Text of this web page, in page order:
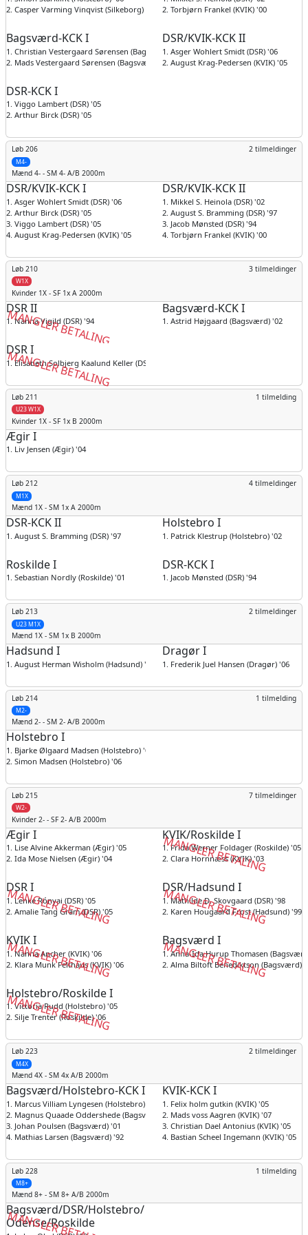
2. Casper Varming Vinqvist (Silkeborg) '05
2. Torbjørn Frankel (KVIK) '00
Bagsværd-KCK I
1. Christian Vestergaard Sørensen (Bagsværd) '96
2. Mads Vestergaard Sørensen (Bagsværd) '98
DSR/KVIK-KCK II
1. Asger Wohlert Smidt (DSR) '06
2. August Krag-Pedersen (KVIK) '05
DSR-KCK I
1. Viggo Lambert (DSR) '05
2. Arthur Birck (DSR) '05
Løb 206 2 tilmeldinger
M4-
Mænd 4- - SM 4- A/B 2000m
DSR/KVIK-KCK I
1. Asger Wohlert Smidt (DSR) '06
2. Arthur Birck (DSR) '05
3. Viggo Lambert (DSR) '05
4. August Krag-Pedersen (KVIK) '05
DSR/KVIK-KCK II
1. Mikkel S. Heinola (DSR) '02
2. August S. Bramming (DSR) '97
3. Jacob Mønsted (DSR) '94
4. Torbjørn Frankel (KVIK) '00
Løb 210 3 tilmeldinger
W1X
Kvinder 1X - SF 1x A 2000m
DSR II
MANGLER BETALING
1. Nanna Vigild (DSR) '94
Bagsværd-KCK I
1. Astrid Højgaard (Bagsværd) '02
DSR I
MANGLER BETALING
1. Elisabeth Solbjerg Kaalund Keller (DSR) '94
Løb 211 1 tilmelding
U23 W1X
Kvinder 1X - SF 1x B 2000m
Ægir I
1. Liv Jensen (Ægir) '04
Løb 212 4 tilmeldinger
M1X
Mænd 1X - SM 1x A 2000m
DSR-KCK II
1. August S. Bramming (DSR) '97
Holstebro I
1. Patrick Klestrup (Holstebro) '02
Roskilde I
1. Sebastian Nordly (Roskilde) '01
DSR-KCK I
1. Jacob Mønsted (DSR) '94
Løb 213 2 tilmeldinger
U23 M1X
Mænd 1X - SM 1x B 2000m
Hadsund I
1. August Herman Wisholm (Hadsund) '04
Dragør I
1. Frederik Juel Hansen (Dragør) '06
Løb 214 1 tilmelding
M2-
Mænd 2- - SM 2- A/B 2000m
Holstebro I
1. Bjarke Ølgaard Madsen (Holstebro) '06
2. Simon Madsen (Holstebro) '06
Løb 215 7 tilmeldinger
W2-
Kvinder 2- - SF 2- A/B 2000m
Ægir I
1. Lise Alvine Akkerman (Ægir) '05
2. Ida Mose Nielsen (Ægir) '04
KVIK/Roskilde I
MANGLER BETALING
1. Frida Werner Foldager (Roskilde) '05
2. Clara Hornnæss (KVIK) '03
DSR I
MANGLER BETALING
1. Lenke Rónyai (DSR) '05
2. Amalie Tang Gram (DSR) '05
DSR/Hadsund I
MANGLER BETALING
1. Mathilde D. Skovgaard (DSR) '98
2. Karen Hougaard Frost (Hadsund) '99
KVIK I
MANGLER BETALING
1. Nanna Ancher (KVIK) '06
2. Klara Munk Felthaus (KVIK) '06
Bagsværd I
MANGLER BETALING
1. Anna-Ida Hurup Thomasen
2. Alma Biltoft Benediktson (Bagsværd)
Holstebro/Roskilde I
MANGLER BETALING
1. Victoria Rudd (Holstebro) '05
2. Silje Trenter (Roskilde) '06
Løb 223 2 tilmeldinger
M4X
Mænd 4X - SM 4x A/B 2000m
Bagsværd/Holstebro-KCK I
1. Marcus Villiam Lyngesen (Holstebro) '00
2. Magnus Quaade Oddershede (Bagsværd) '00
3. Johan Poulsen (Bagsværd) '01
4. Mathias Larsen (Bagsværd) '92
KVIK-KCK I
1. Felix holm gutkin (KVIK) '05
2. Mads voss Aagren (KVIK) '07
3. Christian Dael Antonius (KVIK) '05
4. Bastian Scheel Ingemann (KVIK) '05
Løb 228 1 tilmelding
M8+
Mænd 8+ - SM 8+ A/B 2000m
Bagsværd/DSR/Holstebro/
Odense/Roskilde